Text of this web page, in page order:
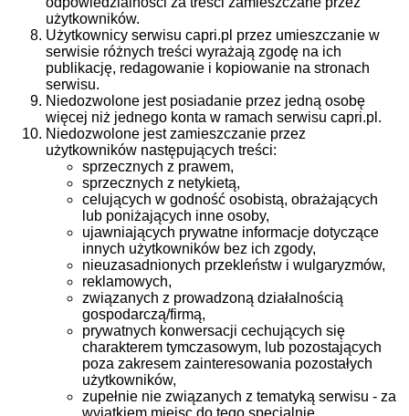
użytkowników.
Użytkownicy serwisu capri.pl przez umieszczanie w
serwisie różnych treści wyrażają zgodę na ich
publikację, redagowanie i kopiowanie na stronach
serwisu.
Niedozwolone jest posiadanie przez jedną osobę
więcej niż jednego konta w ramach serwisu capri.pl.
Niedozwolone jest zamieszczanie przez
użytkowników następujących treści:
sprzecznych z prawem,
sprzecznych z netykietą,
celujących w godność osobistą, obrażających
lub poniżających inne osoby,
ujawniających prywatne informacje dotyczące
innych użytkowników bez ich zgody,
nieuzasadnionych przekleństw i wulgaryzmów,
reklamowych,
związanych z prowadzoną działalnością
gospodarczą/firmą,
prywatnych konwersacji cechujących się
charakterem tymczasowym, lub pozostających
poza zakresem zainteresowania pozostałych
użytkowników,
zupełnie nie związanych z tematyką serwisu - za
wyjątkiem miejsc do tego specjalnie